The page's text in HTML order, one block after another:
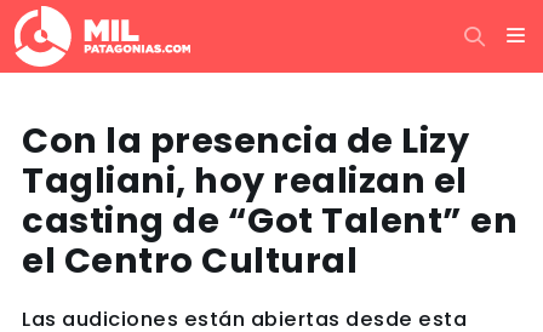
Con la presencia de Lizy
Tagliani, hoy realizan el
casting de “Got Talent” en
el Centro Cultural
Las audiciones están abiertas desde esta